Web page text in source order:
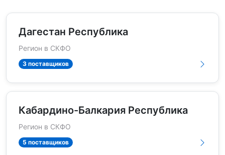
Дагестан Республика
Регион в СКФО
3 поставщиков
Кабардино-Балкария Республика
Регион в СКФО
5 поставщиков